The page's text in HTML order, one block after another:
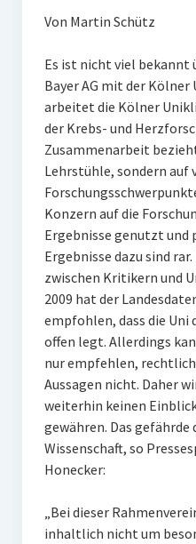
Von Martin Schütz
Es ist nicht viel bekannt
Bayer AG mit der
arbeitet die Kölner
der Krebs- und
Zusammenarbeit
Lehrstühle, sondern auf
Konzern auf die
Ergebnisse genutzt und
Ergebnisse dazu sind
zwischen Kritikern und
2009 hat der
empfohlen, dass die Uni
offen legt. Allerdings
nur empfehlen,
Aussagen nicht. Daher
weiterhin keinen
gewähren. Das gefährde
Wissenschaft, so
Honecker:
„Bei dieser
inhaltlich nicht um